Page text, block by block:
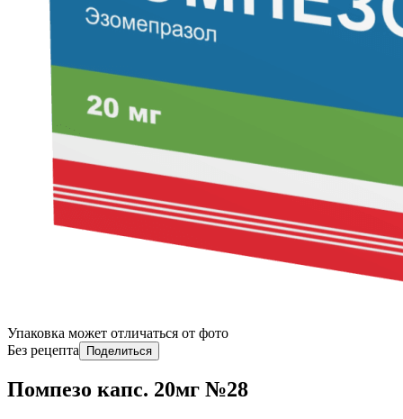
Упаковка может отличаться от фото
Без рецепта
Поделиться
Помпезо капс. 20мг №28